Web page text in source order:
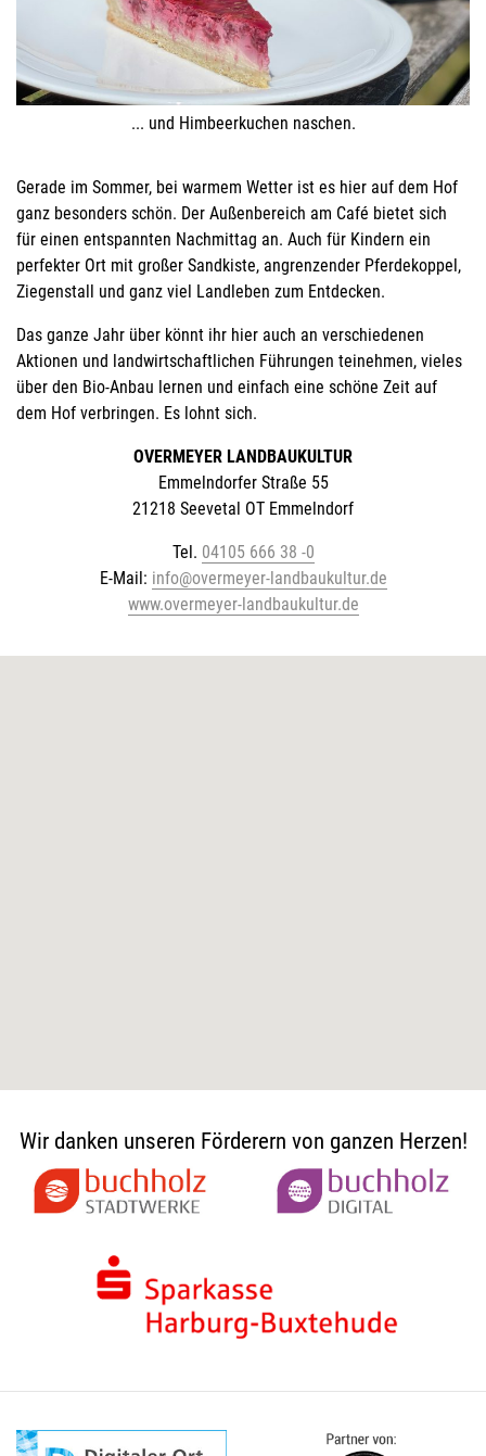
... und Himbeerkuchen naschen.
Gerade im Sommer, bei warmem Wetter ist es hier auf dem Hof
ganz besonders schön. Der Außenbereich am Café bietet sich
für einen entspannten Nachmittag an. Auch für Kindern ein
perfekter Ort mit großer Sandkiste, angrenzender Pferdekoppel,
Ziegenstall und ganz viel Landleben zum Entdecken.
Das ganze Jahr über könnt ihr hier auch an verschiedenen
Aktionen und landwirtschaftlichen Führungen teinehmen, vieles
über den Bio-Anbau lernen und einfach eine schöne Zeit auf
dem Hof verbringen. Es lohnt sich.
OVERMEYER LANDBAUKULTUR
Emmelndorfer Straße 55
21218 Seevetal OT Emmelndorf
Tel. 04105 666 38 -0
E-Mail: info@overmeyer-landbaukultur.de
www.overmeyer-landbaukultur.de
Wir danken unseren Förderern von ganzen Herzen!